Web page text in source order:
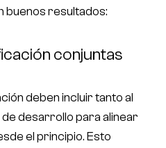
buenos resultados:
conjuntas
deben incluir tanto al
desarrollo para alinear
el principio. Esto